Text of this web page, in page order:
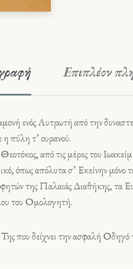
Επιπλέον
ενός Λυτρωτή από την
πύλη τ’ ουρανού.
από τις μέρες του
όπως απόλυτα σ’ Εκείνην μόνο
της Παλαιάς Διαθήκης, τα
του Ομολογητή.
Της που δείχνει την ασφαλή